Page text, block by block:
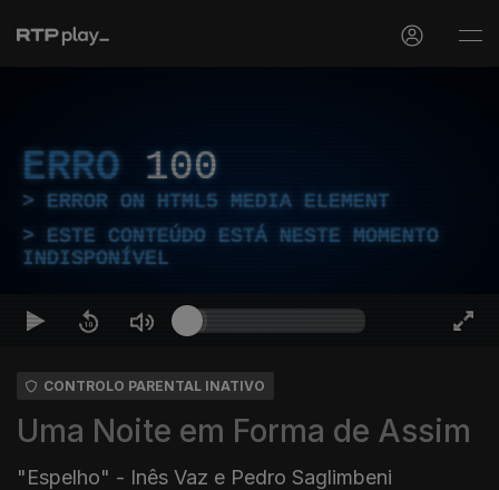
ERRO 100
ERROR ON HTML5 MEDIA ELEMENT
ESTE CONTEÚDO ESTÁ NESTE MOMENTO
INDISPONÍVEL
CONTROLO PARENTAL INATIVO
Uma Noite em Forma de Assim
"Espelho" - Inês Vaz e Pedro Saglimbeni